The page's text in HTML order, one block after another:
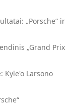
„Porsche“ ir
„Grand Prix
Kyle'o Larsono